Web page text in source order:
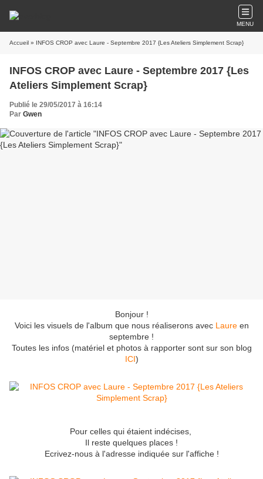
MENU
Accueil » INFOS CROP avec Laure - Septembre 2017 {Les Ateliers Simplement Scrap}
INFOS CROP avec Laure - Septembre 2017 {Les
Ateliers Simplement Scrap}
Publié le 29/05/2017 à 16:14
Par Gwen
Bonjour !
Voici les visuels de l'album que nous réaliserons avec Laureen
septembre !
Toutes les infos (matériel et photos à rapporter sont sur son blog
ICI)
Pour celles qui étaient indécises,
Il reste quelques places !
Ecrivez-nous à l'adresse indiquée sur l'affiche !